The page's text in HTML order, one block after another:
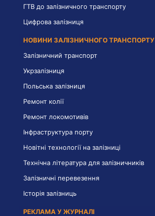
ГТВ до залізничного транспорту
Цифрова залізниця
НОВИНИ ЗАЛІЗНИЧНОГО ТРАНСПОРТУ
Залізничний транспорт
Укрзалізниця
Польська залізниця
Ремонт колії
Ремонт локомотивів
Інфраструктура порту
Новітні технології на залізниці
Технічна література для залізничників
Залізничні перевезення
Історія залізниць
РЕКЛАМА У ЖУРНАЛІ